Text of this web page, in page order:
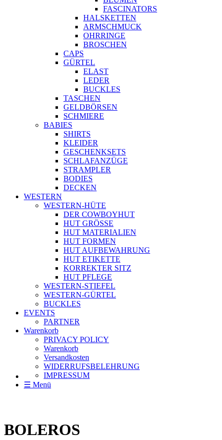
FASCINATORS
HALSKETTEN
ARMSCHMUCK
OHRRINGE
BROSCHEN
CAPS
GÜRTEL
ELAST
LEDER
BUCKLES
TASCHEN
GELDBÖRSEN
SCHMIERE
BABIES
SHIRTS
KLEIDER
GESCHENKSETS
SCHLAFANZÜGE
STRAMPLER
BODIES
DECKEN
WESTERN
WESTERN-HÜTE
DER COWBOYHUT
HUT GRÖSSE
HUT MATERIALIEN
HUT FORMEN
HUT AUFBEWAHRUNG
HUT ETIKETTE
KORREKTER SITZ
HUT PFLEGE
WESTERN-STIEFEL
WESTERN-GÜRTEL
BUCKLES
EVENTS
PARTNER
Warenkorb
PRIVACY POLICY
Warenkorb
Versandkosten
WIDERRUFSBELEHRUNG
IMPRESSUM
☰ Menü
BOLEROS